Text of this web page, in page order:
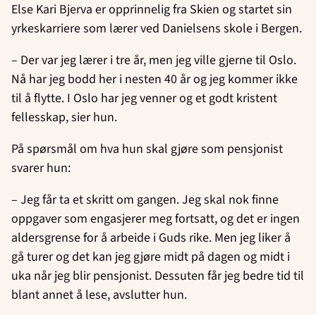
Else Kari Bjerva er opprinnelig fra Skien og startet sin
yrkeskarriere som lærer ved Danielsens skole i Bergen.
– Der var jeg lærer i tre år, men jeg ville gjerne til Oslo.
Nå har jeg bodd her i nesten 40 år og jeg kommer ikke
til å flytte. I Oslo har jeg venner og et godt kristent
fellesskap, sier hun.
På spørsmål om hva hun skal gjøre som pensjonist
svarer hun:
– Jeg får ta et skritt om gangen. Jeg skal nok finne
oppgaver som engasjerer meg fortsatt, og det er ingen
aldersgrense for å arbeide i Guds rike. Men jeg liker å
gå turer og det kan jeg gjøre midt på dagen og midt i
uka når jeg blir pensjonist. Dessuten får jeg bedre tid til
blant annet å lese, avslutter hun.